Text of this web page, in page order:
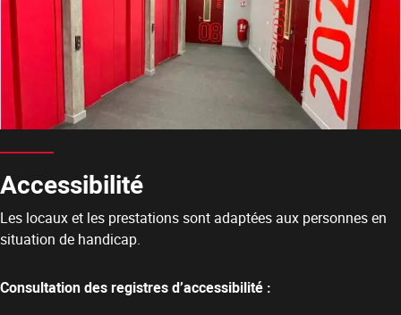
Accessibilité
Les locaux et les prestations sont adaptées aux personnes en
situation de handicap.
Consultation des registres d’accessibilité :